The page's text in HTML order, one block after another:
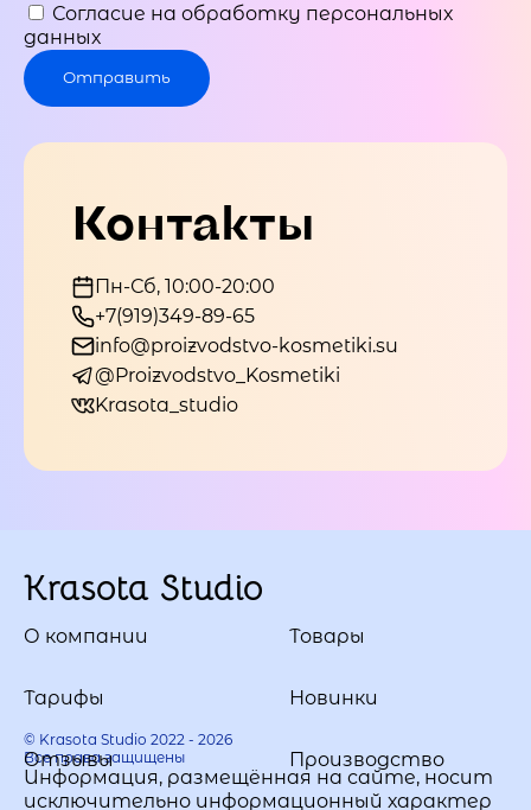
Согласие на обработку персональных
данных
Отправить
Контакты
Пн-Сб, 10:00-20:00
+7(919)349-89-65
info@proizvodstvo-kosmetiki.su
@Proizvodstvo_Kosmetiki
Krasota_studio
Krasota Studio
© Krasota Studio 2022 - 2026
Все права защищены
О компании Товары
Тарифы Новинки
Отзывы Производство
Информация, размещённая на сайте, носит
исключительно информационный характер